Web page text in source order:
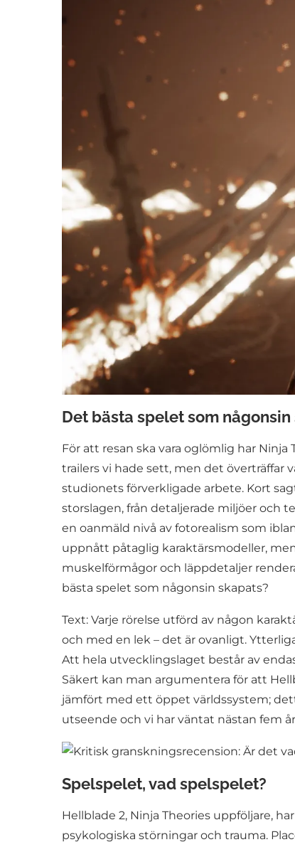
Det bästa spelet som någonsin
För att resan ska vara oglömlig har
trailers vi hade sett, men det överträffar
studionets förverkligade arbete. Kort
storslagen, från detaljerade miljöer och
en oanmäld nivå av fotorealism som
uppnått påtaglig karaktärsmodeller,
muskelförmågor och läppdetaljer
bästa spelet som någonsin skapats?
Text: Varje rörelse utförd av någon
och med en lek – det är ovanligt.
Att hela utvecklingslaget består av
Säkert kan man argumentera för att
jämfört med ett öppet världssystem;
utseende och vi har väntat nästan fem
Spelspelet, vad spelspelet?
Hellblade 2, Ninja Theories uppföljare,
psykologiska störningar och trauma.